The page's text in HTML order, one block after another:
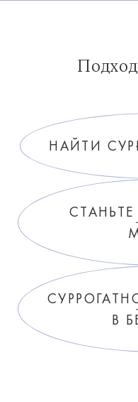
НАЙТИ
В